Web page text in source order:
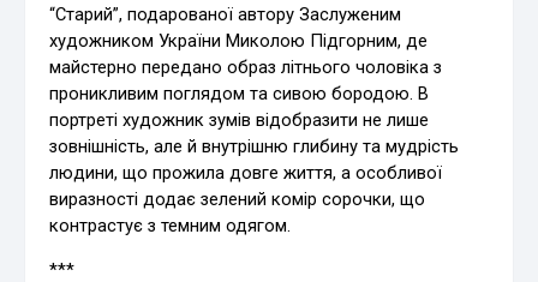
“Старий”, подарованої автору Заслуженим
художником України Миколою Підгорним, де
майстерно передано образ літнього чоловіка з
проникливим поглядом та сивою бородою. В
портреті художник зумів відобразити не лише
зовнішність, але й внутрішню глибину та мудрість
людини, що прожила довге життя, а особливої
виразності додає зелений комір сорочки, що
контрастує з темним одягом.
***